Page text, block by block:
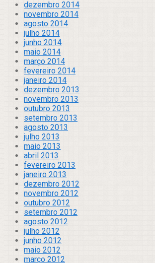
dezembro 2014
novembro 2014
agosto 2014
julho 2014
junho 2014
maio 2014
março 2014
fevereiro 2014
janeiro 2014
dezembro 2013
novembro 2013
outubro 2013
setembro 2013
agosto 2013
julho 2013
maio 2013
abril 2013
fevereiro 2013
janeiro 2013
dezembro 2012
novembro 2012
outubro 2012
setembro 2012
agosto 2012
julho 2012
junho 2012
maio 2012
março 2012